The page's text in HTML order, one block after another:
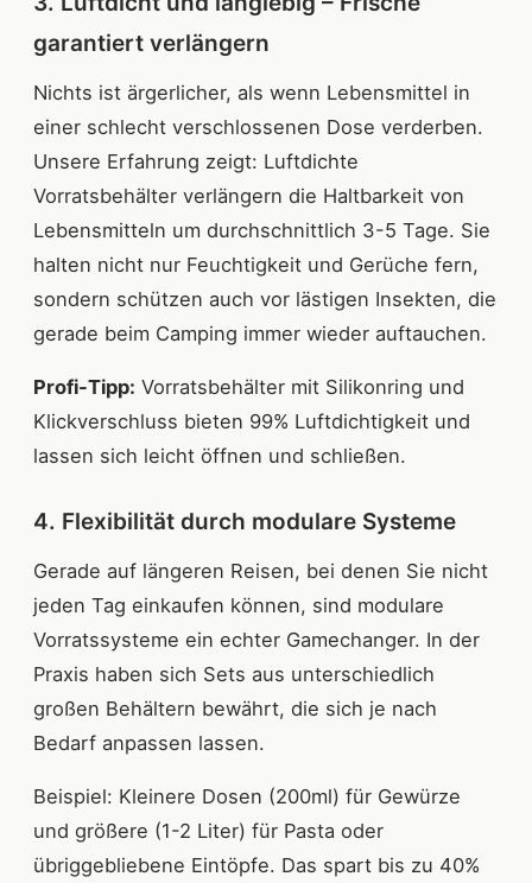
garantiert verlängern
Nichts ist ärgerlicher, als wenn Lebensmittel in
einer schlecht verschlossenen Dose verderben.
Unsere Erfahrung zeigt: Luftdichte
Vorratsbehälter verlängern die Haltbarkeit von
Lebensmitteln um durchschnittlich 3-5 Tage. Sie
halten nicht nur Feuchtigkeit und Gerüche fern,
sondern schützen auch vor lästigen Insekten, die
gerade beim Camping immer wieder auftauchen.
Profi-Tipp: Vorratsbehälter mit Silikonring und
Klickverschluss bieten 99% Luftdichtigkeit und
lassen sich leicht öffnen und schließen.
4. Flexibilität durch modulare Systeme
Gerade auf längeren Reisen, bei denen Sie nicht
jeden Tag einkaufen können, sind modulare
Vorratssysteme ein echter Gamechanger. In der
Praxis haben sich Sets aus unterschiedlich
großen Behältern bewährt, die sich je nach
Bedarf anpassen lassen.
Beispiel: Kleinere Dosen (200ml) für Gewürze
und größere (1-2 Liter) für Pasta oder
übriggebliebene Eintöpfe. Das spart bis zu 40%